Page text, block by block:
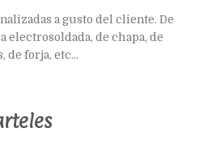
a gusto del cliente. De
de chapa, de
de forja, etc...